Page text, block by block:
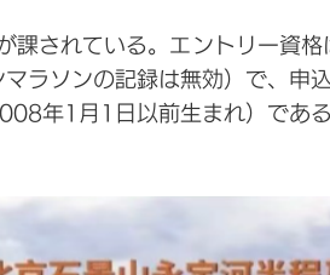
課されている。エントリー資
ラソンの記録は無効）で、申
年1月1日以前生まれ）であ